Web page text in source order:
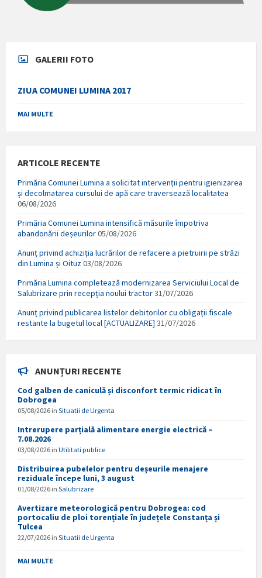
GALERII FOTO
ZIUA COMUNEI LUMINA 2017
MAI MULTE
ARTICOLE RECENTE
Primăria Comunei Lumina a solicitat intervenții pentru igienizarea
și decolmatarea cursului de apă care traversează localitatea
06/08/2026
Primăria Comunei Lumina intensifică măsurile împotriva
abandonării deșeurilor05/08/2026
Anunț privind achiziția lucrărilor de refacere a pietruirii pe străzi
din Lumina și Oituz03/08/2026
Primăria Lumina completează modernizarea Serviciului Local de
Salubrizare prin recepția noului tractor31/07/2026
Anunț privind publicarea listelor debitorilor cu obligații fiscale
restante la bugetul local [ACTUALIZARE] 31/07/2026
ANUNȚURI RECENTE
Cod galben de caniculă și disconfort termic ridicat în
Dobrogea
05/08/2026 in Situatii de Urgenta
Intrerupere parțială alimentare energie electrică –
7.08.2026
03/08/2026 in Utilitati publice
Distribuirea pubelelor pentru deșeurile menajere
reziduale începe luni, 3 august
01/08/2026 in Salubrizare
Avertizare meteorologică pentru Dobrogea: cod
portocaliu de ploi torențiale în județele Constanța și
Tulcea
22/07/2026 in Situatii de Urgenta
MAI MULTE